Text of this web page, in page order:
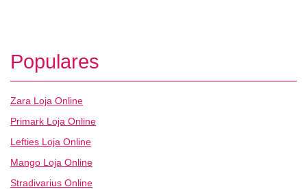
Populares
Zara Loja Online
Primark Loja Online
Lefties Loja Online
Mango Loja Online
Stradivarius Online